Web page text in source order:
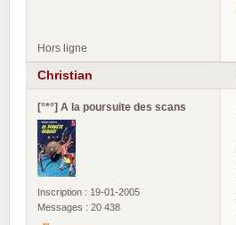
Hors ligne
Christian
[°*°] A la poursuite des scans
Inscription : 19-01-2005
Messages : 20 438